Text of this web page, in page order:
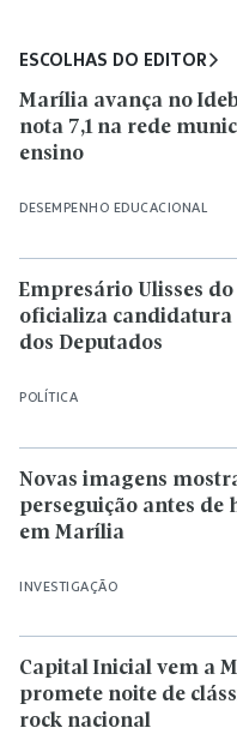
ESCOLHAS DO EDITOR
DESEMPENHO EDUCACIONAL
Marília avança no
nota 7,1 na rede
ensino
POLÍTICA
Empresário Ulisses
oficializa candidatura
dos Deputados
INVESTIGAÇÃO
Novas imagens
perseguição antes de
em Marília
Capital Inicial vem a
promete noite de
rock nacional